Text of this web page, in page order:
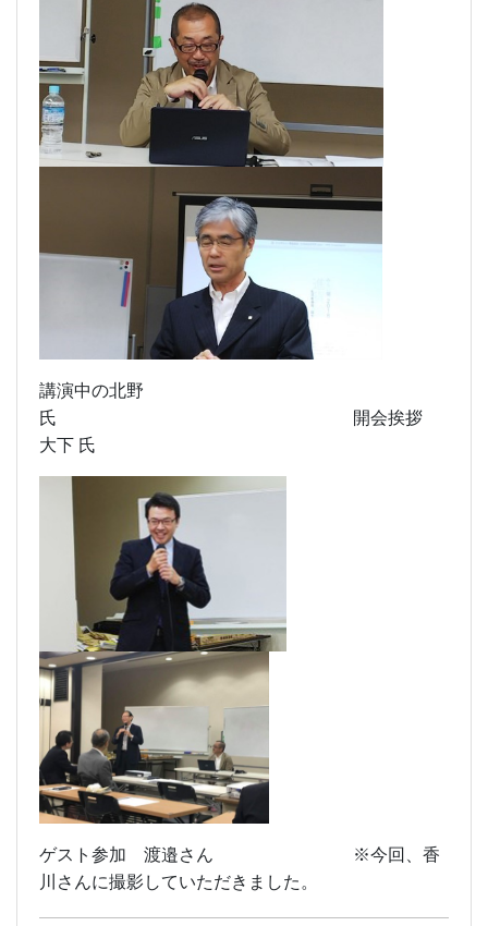
講演中の北野
氏 開会挨拶
大下 氏
ゲスト参加 渡邉さん ※今回、香
川さんに撮影していただきました。